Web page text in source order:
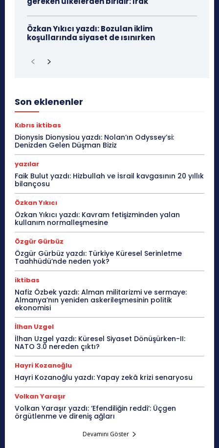
Özkan Yıkıcı yazdı: Bozulan iklim
koşullarında siyaset de ısınırken
Son eklenenler
Kıbrıs iktibas
Dionysis Dionysiou yazdı: Nolan’ın Odyssey’si:
Denizden Gelen Düşman Biziz
yazılar
Faik Bulut yazdı: Hizbullah ve İsrail kavgasının 20 yıllık
bilançosu
Özkan Yıkıcı
Özkan Yıkıcı yazdı: Kavram fetişizminden yalan
kullanım normalleşmesine
Özgür Gürbüz
Özgür Gürbüz yazdı: Türkiye Küresel Serinletme
Taahhüdü’nde neden yok?
iktibas
Nafiz Özbek yazdı: Alman militarizmi ve sermaye:
Almanya’nın yeniden askerileşmesinin politik
ekonomisi
İlhan Uzgel
İlhan Uzgel yazdı: Küresel Siyaset Dönüşürken-II:
NATO 3.0 nereden çıktı?
Hayri Kozanoğlu
Hayri Kozanoğlu yazdı: Yapay zekâ krizi senaryosu
Volkan Yaraşır
Volkan Yaraşır yazdı: ‘Efendiliğin reddi’: Üçgen
örgütlenme ve direniş ağları
Devamını Göster